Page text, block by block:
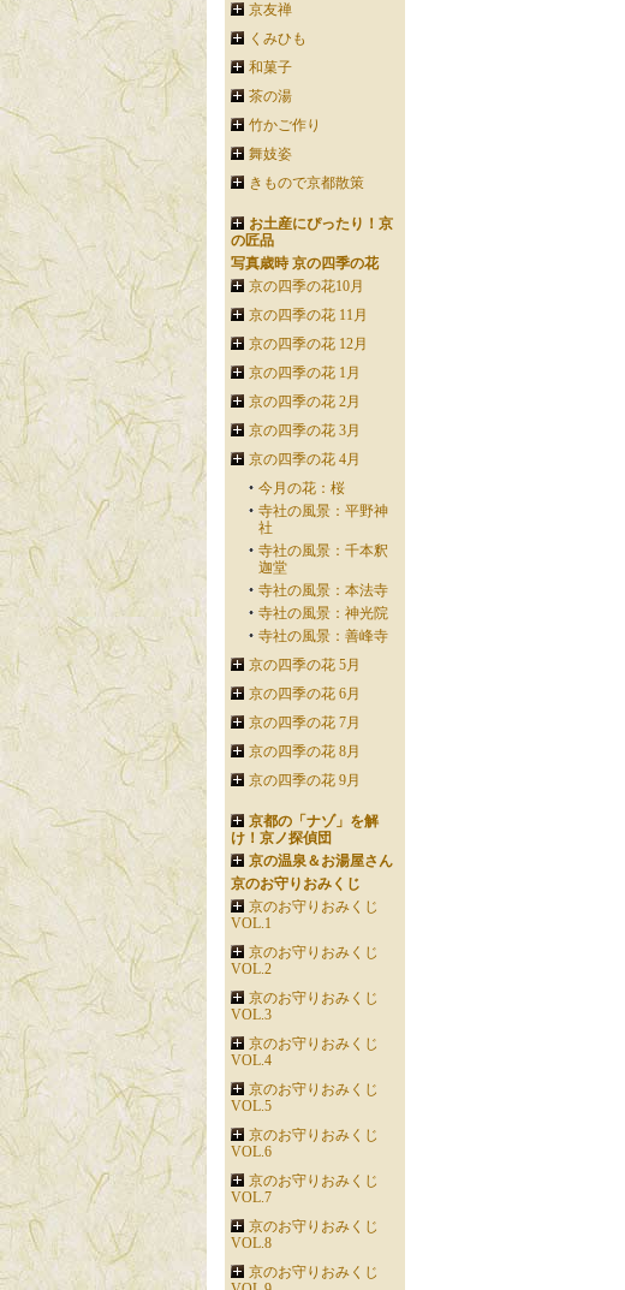
京友禅
くみひも
和菓子
茶の湯
竹かご作り
舞妓姿
きもので京都散策
お土産にぴったり！京
の匠品
写真歳時 京の四季の花
京の四季の花10月
京の四季の花 11月
京の四季の花 12月
京の四季の花 1月
京の四季の花 2月
京の四季の花 3月
京の四季の花 4月
今月の花：桜
寺社の風景：平野神
社
寺社の風景：千本釈
迦堂
寺社の風景：本法寺
寺社の風景：神光院
寺社の風景：善峰寺
京の四季の花 5月
京の四季の花 6月
京の四季の花 7月
京の四季の花 8月
京の四季の花 9月
京都の「ナゾ」を解
け！京ノ探偵団
京の温泉＆お湯屋さん
京のお守りおみくじ
京のお守りおみくじ
VOL.1
京のお守りおみくじ
VOL.2
京のお守りおみくじ
VOL.3
京のお守りおみくじ
VOL.4
京のお守りおみくじ
VOL.5
京のお守りおみくじ
VOL.6
京のお守りおみくじ
VOL.7
京のお守りおみくじ
VOL.8
京のお守りおみくじ